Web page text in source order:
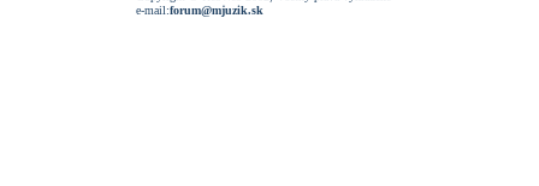
e-mail:forum@mjuzik.sk